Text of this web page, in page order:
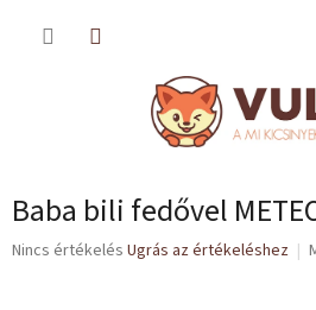
Baba bili fedővel
A
Nincs értékelés Ugrás az értékeléshez